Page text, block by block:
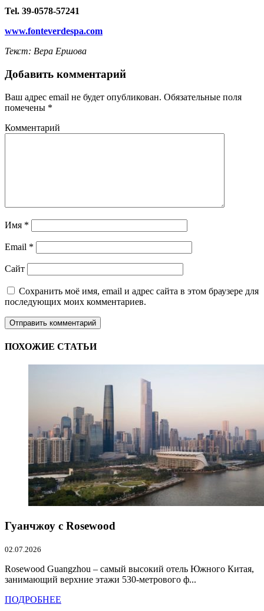
Tel. 39-0578-57241
www.fonteverdespa.com
Текст: Вера Ершова
Добавить комментарий
Ваш адрес email не будет опубликован. Обязательные поля
помечены *
Комментарий
Имя *
Email *
Сайт
Сохранить моё имя, email и адрес сайта в этом браузере для
последующих моих комментариев.
ПОХОЖИЕ СТАТЬИ
Гуанчжоу с Rosewood
02.07.2026
Rosewood Guangzhou – самый высокий отель Южного Китая,
занимающий верхние этажи 530-метрового ф...
ПОДРОБНЕЕ